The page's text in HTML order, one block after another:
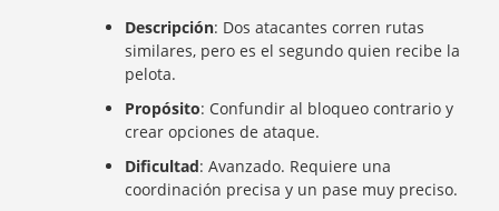
Descripción: Dos atacantes corren rutas
similares, pero es el segundo quien recibe la
pelota.
Propósito: Confundir al bloqueo contrario y
crear opciones de ataque.
Dificultad: Avanzado. Requiere una
coordinación precisa y un pase muy preciso.